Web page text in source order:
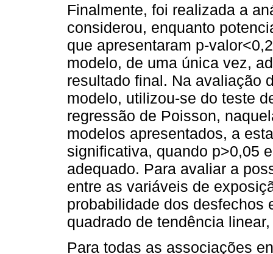
Finalmente, foi realizada a
considerou, enquanto
que apresentaram p-
modelo, de uma única vez,
resultado final. Na avaliação
modelo, utilizou-se do teste
regressão de Poisson,
modelos apresentados, a
significativa, quando p>0,05
adequado. Para avaliar a
entre as variáveis de
probabilidade dos desfechos
quadrado de tendência
Para todas as associações